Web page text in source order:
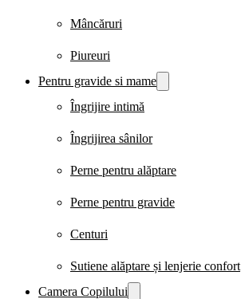
Mâncăruri
Piureuri
Pentru gravide si mame
Îngrijire intimă
Îngrijirea sânilor
Perne pentru alăptare
Perne pentru gravide
Centuri
Sutiene alăptare și lenjerie confort
Camera Copilului